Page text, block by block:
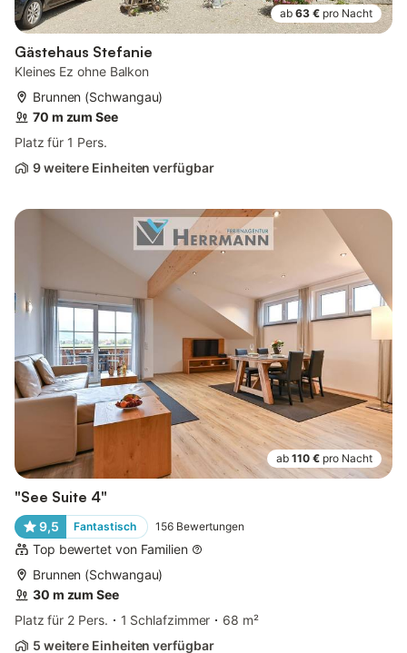
ab 63 € pro Nacht
Gästehaus Stefanie
Kleines Ez ohne Balkon
Brunnen (Schwangau)
70 m zum See
Platz für 1 Pers.
9 weitere Einheiten verfügbar
ab 110 € pro Nacht
"See Suite 4"
9,5 Fantastisch 156 Bewertungen
Top bewertet von Familien
Brunnen (Schwangau)
30 m zum See
Platz für 2 Pers.
1 Schlafzimmer
68 m²
5 weitere Einheiten verfügbar